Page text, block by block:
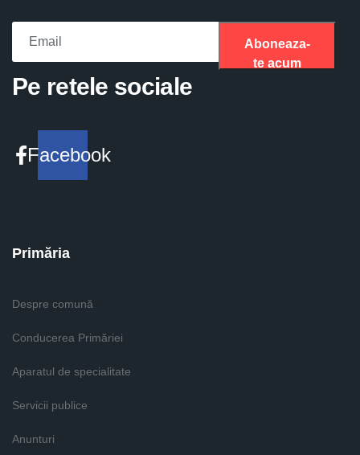
Aboneaza-
te acum
Pe retele sociale
Facebook
Primăria
Despre comună
Conducerea Primăriei
Aparatul de specialitate
Servicii publice
Anunturi